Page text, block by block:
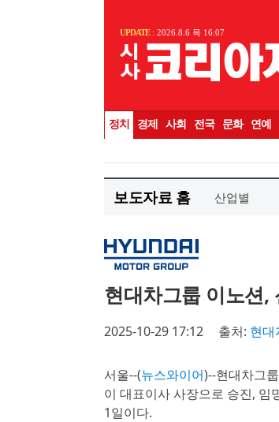
보도자료 홈 산업별
현대차그룹 이노션,
2025-10-29 17:12 출처: 현대
서울--(뉴스와이어)--현대차그
이 대표이사 사장으로 승진, 임
1일이다.